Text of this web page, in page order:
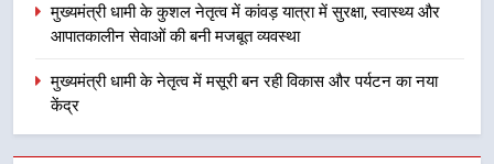
मुख्यमंत्री धामी के कुशल नेतृत्व में कांवड़
यात्रा में सुरक्षा, स्वास्थ्य और आपातकालीन
सेवाओं की बनी मजबूत व्यवस्था
उत्तराखंड
मुख्यमंत्री धामी के कुशल नेतृत्व में कांवड़ यात्रा में सुरक्षा, स्वास्थ्य और
आपातकालीन सेवाओं की बनी मजबूत व्यवस्था
मुख्यमंत्री धामी के नेतृत्व में मसूरी बन रही विकास और पर्यटन का नया
केंद्र